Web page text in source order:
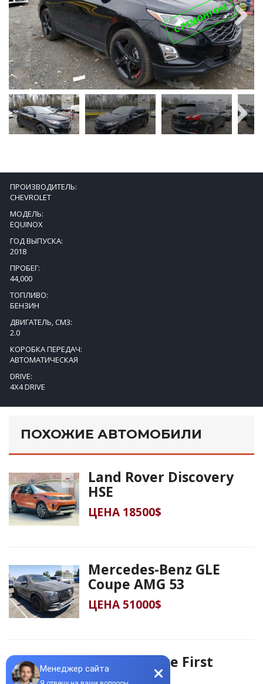
С РЕМОНТОМNext
Next
ПРОИЗВОДИТЕЛЬ:
CHEVROLET
МОДЕЛЬ:
EQUINOX
ГОД ВЫПУСКА:
2018
ПРОБЕГ:
44,000
ТОПЛИВО:
БЕНЗИН
ДВИГАТЕЛЬ, СМ3:
2.0
КОРОБКА ПЕРЕДАЧ:
АВТОМАТИЧЕСКАЯ
DRIVE:
4X4 DRIVE
ПОХОЖИЕ АВТОМОБИЛИ
Land Rover Discovery
HSE
ЦЕНА 18500$
Mercedes-Benz GLE
Coupe AMG 53
ЦЕНА 51000$
Jaguar I-Pace First
Edition